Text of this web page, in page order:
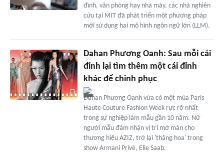
đình, văn phòng hay nhà máy, các nhà nghiên
cứu tại MIT đã phát triển một phương pháp
mới sử dụng hai mô hình ngôn ngữ lớn (LLM).
Dahan Phương Oanh: Sau mỗi cái
đỉnh lại tìm thêm một cái đỉnh
khác để chinh phục
Dahan Phương Oanh vừa có một mùa Paris
Haute Couture Fashion Week rực rỡ nhất
trong sự nghiệp làm mẫu gần 10 năm. Nữ
người mẫu đảm nhận vị trí mở màn cho
thương hiệu AZIZ, trở lại 'thăng hoa' trong
show Armani Privé, Elie Saab.